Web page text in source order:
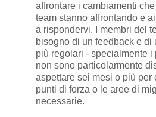
affrontare i cambiamenti
team stanno affrontando e
a rispondervi. I membri del
bisogno di un feedback e di
più regolari - specialmente i
non sono particolarmente
aspettare sei mesi o più per
punti di forza o le aree di
necessarie.